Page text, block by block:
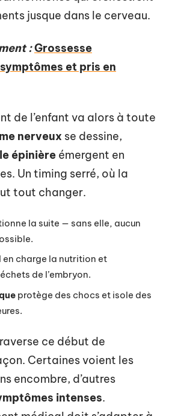
jusque dans le cerveau.
:Grossesse
et pris en
de l’enfant va alors à toute
nerveux se dessine,
épinière émergent en
Un timing serré, où la
tout changer.
la suite — sans elle, aucun
en charge la nutrition et
de l’embryon.
protège des chocs et isole des
ce début de
Certaines voient les
encombre, d’autres
intenses.